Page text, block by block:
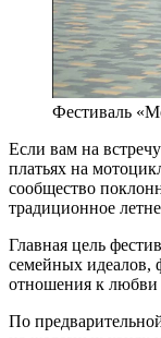
Фестиваль
Если вам на
платьях на
сообщество
традиционное
Главная цель
семейных идеалов,
отношения к любви
По